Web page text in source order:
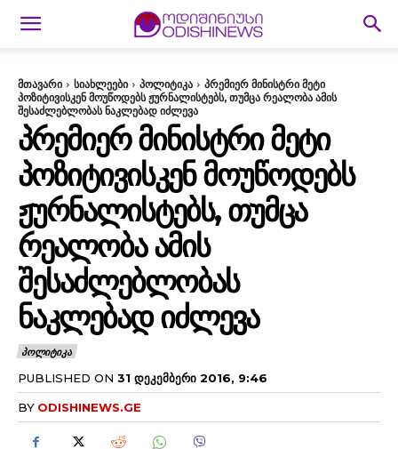
მთავარი სიახლეები პოლიტიკა
პრემიერ მინისტრი მეტი
პოზიტივისკენ მოუწოდებს ჟურნალისტებს, თუმცა რეალობა ამის
შესაძლებლობას ნაკლებად იძლევა
ᲞᲠᲔᲛᲘᲔᲠ ᲛᲘᲜᲘᲡᲢᲠᲘ ᲛᲔᲢᲘ
ᲞᲝᲖᲘᲢᲘᲕᲘᲡᲙᲔᲜ ᲛᲝᲣᲬᲝᲓᲔᲑᲡ
ᲟᲣᲠᲜᲐᲚᲘᲡᲢᲔᲑᲡ, ᲗᲣᲛᲪᲐ
ᲠᲔᲐᲚᲝᲑᲐ ᲐᲛᲘᲡ
ᲨᲔᲡᲐᲫᲚᲔᲑᲚᲝᲑᲐᲡ
ᲜᲐᲙᲚᲔᲑᲐᲓ ᲘᲫᲚᲔᲕᲐ
ᲞᲝᲚᲘᲢᲘᲙᲐ
PUBLISHED ON 31 ᲓᲔᲙᲔᲛᲑᲔᲠᲘ 2016, 9:46
BY ODISHINEWS.GE